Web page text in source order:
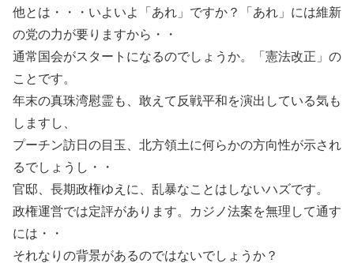
他とは・・・いよいよ「あれ」ですか？「あれ」には維新
の党の力が要りますから・・
通常国会がスタートになるのでしょうか。「憲法改正」の
ことです。
年末の真珠湾慰霊も、敢えて反戦平和を演出している気も
しますし、
プーチン訪日の目玉、北方領土に何らかの方向性が示され
るでしょうし・・
官邸、長期政権ゆえに、乱暴なことはしないハズです。
政権運営では定評があります。カジノ法案を無理して通す
には・・
それなりの背景があるのではないでしょうか？